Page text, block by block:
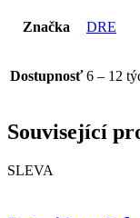
Značka DRE
Dostupnosť 6 – 12
Související
SLEVA